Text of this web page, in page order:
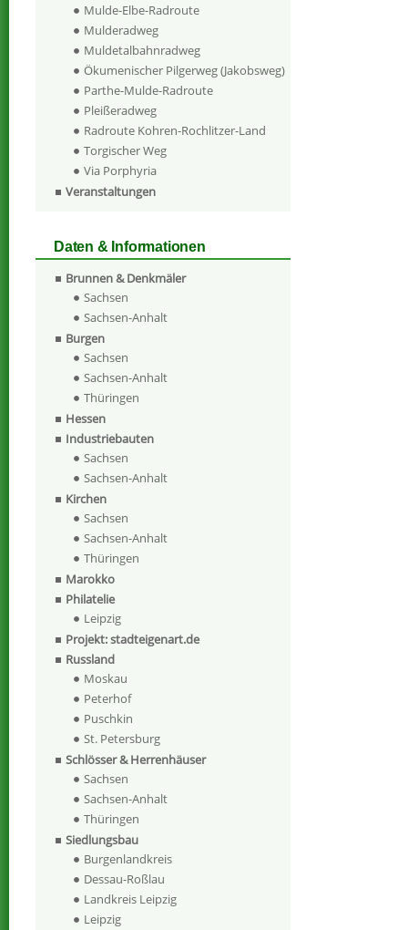
Mulde-Elbe-Radroute
Mulderadweg
Muldetalbahnradweg
Ökumenischer Pilgerweg (Jakobsweg)
Parthe-Mulde-Radroute
Pleißeradweg
Radroute Kohren-Rochlitzer-Land
Torgischer Weg
Via Porphyria
Veranstaltungen
Daten & Informationen
Brunnen & Denkmäler
Sachsen
Sachsen-Anhalt
Burgen
Sachsen
Sachsen-Anhalt
Thüringen
Hessen
Industriebauten
Sachsen
Sachsen-Anhalt
Kirchen
Sachsen
Sachsen-Anhalt
Thüringen
Marokko
Philatelie
Leipzig
Projekt: stadteigenart.de
Russland
Moskau
Peterhof
Puschkin
St. Petersburg
Schlösser & Herrenhäuser
Sachsen
Sachsen-Anhalt
Thüringen
Siedlungsbau
Burgenlandkreis
Dessau-Roßlau
Landkreis Leipzig
Leipzig